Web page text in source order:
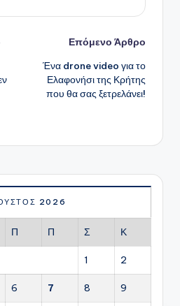
Επόμενο Άρθρο
Ένα drone video για το
Ελαφονήσι της Κρήτης
που θα σας ξετρελάνει!
2026
Π Π Σ Κ
1 2
6 7 8 9